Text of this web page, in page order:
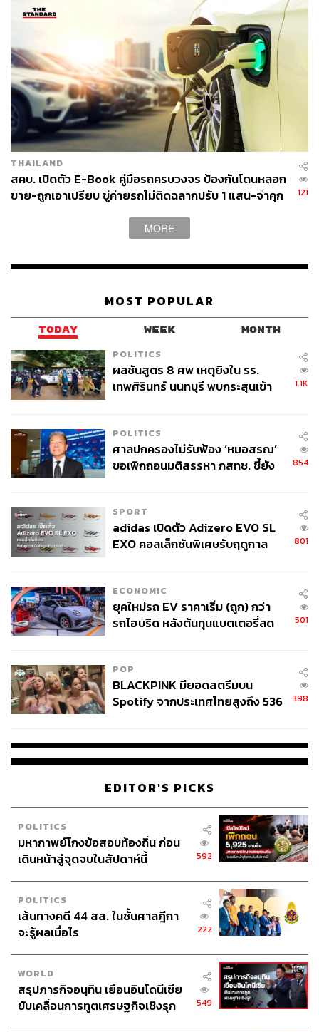
252
ABOUT THE AUTHOR
THE STANDARD WEALTH
สำนักข่าวเศรษฐกิจ ธุรกิจ และการลงทุน โดย
ทีมข่าว THE STANDARD
THAILAND
สคบ. เปิดตัว E-Book คู่มือรถครบวงจร ป้องกันโดนหลอก
ขาย-ถูกเอาเปรียบ ขู่ค่ายรถไม่ติดฉลากปรับ 1 แสน-จำคุก
121
MORE
MOST POPULAR
TODAY WEEK MONTH
POLITICS
ผลชันสูตร 8 ศพ เหตุยิงใน รร.
เทพศิรินทร์ นนทบุรี พบกระสุนเข้า
1.1K
POLITICS
ศาลปกครองไม่รับฟ้อง ‘หมอสรณ’
ขอเพิกถอนมติสรรหา กสทช. ชี้ยัง
854
SPORT
adidas เปิดตัว Adizero EVO SL
EXO คอลเล็กชันพิเศษรับฤดูกาล
801
ECONOMIC
ยุคใหม่รถ EV ราคาเริ่ม (ถูก) กว่า
รถไฮบริด หลังต้นทุนแบตเตอรี่ลด
501
POP
BLACKPINK มียอดสตรีมบน
Spotify จากประเทศไทยสูงถึง 536
398
EDITOR'S PICKS
POLITICS
มหากาพย์โกงข้อสอบท้องถิ่น ก่อน
เดินหน้าสู่จุดจบในสัปดาห์นี้
592
POLITICS
เส้นทางคดี 44 สส. ในชั้นศาลฎีกา
จะรู้ผลเมื่อไร
222
WORLD
สรุปภารกิจอนุทิน เยือนอินโดนีเซีย
ขับเคลื่อนการทูตเศรษฐกิจเชิงรุก
549